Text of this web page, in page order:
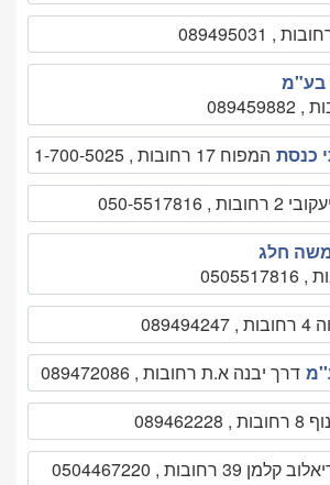
089495031
בע"מ
כנסת המפוח 17 רחובות , 1-700-5025
יעקובי 2 רחובות , 050-5517816
חלג
דרך יבנה א.ת רחובות , 089472086
39 רחובות , 0504467220